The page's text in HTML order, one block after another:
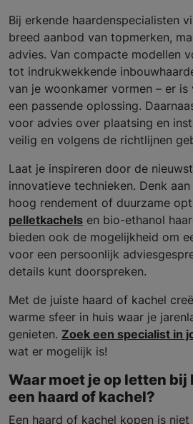
Bij erkende haardenspecialisten
breed aanbod van topmerken,
advies. Van compacte modellen
tot indrukwekkende
van je woonkamer vormen – er
een passende oplossing.
voor advies over plaatsing en
veilig en volgens de richtlijnen
Laat je inspireren door de
innovatieve technieken. Denk
hoog rendement of duurzame
pelletkachels en bio-ethanol
bieden ook de mogelijkheid om
voor een persoonlijk
details kunt doorspreken.
Met de juiste haard of kachel
warme sfeer in huis waar je
genieten. Zoek een specialist in
wat er mogelijk is!
Waar moet je op letten bij
een haard of kachel?
Een haard of kachel kopen is